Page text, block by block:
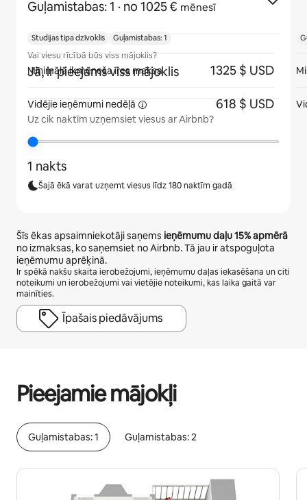
Guļamistabas: 1 · no 1025 € mēnesī
Vai viesu rīcībā būs viss mājoklis?
Jā, ir pieejams viss mājoklis
Uz cik naktīm uzņemsiet viesus ar Airbnb?
1 nakts
Šajā ēkā varat uzņemt viesus līdz 180 naktīm gadā
Šīs ēkas apsaimniekotāji saņems ieņēmumu daļu15%apmērā
no izmaksas, ko saņemsiet no Airbnb. Tā jau ir atspoguļota
ieņēmumu aprēķinā.
Ir spēkā nakšu skaita ierobežojumi, ieņēmumu daļas iekasēšana un citi
noteikumi un ierobežojumi vai vietējie noteikumi, kas laika gaitā var
mainīties.
Īpašais piedāvājums
Pieejamie mājokļi
Guļamistabas: 1 Guļamistabas: 2
Studijas tipa dzīvoklis Guļamistabas: 1
Minimālā ikmēneša īres maksa 1325 $ USD
Vidējie ieņēmumi nedēļā 618 $ USD